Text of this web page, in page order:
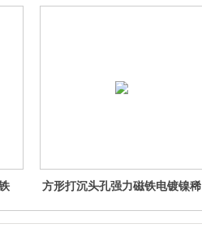
方形打沉头孔强力磁铁电镀镍稀